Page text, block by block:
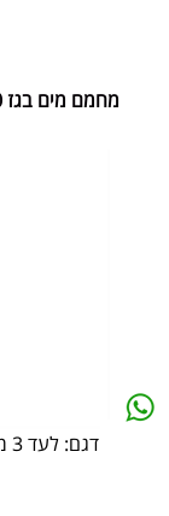
דגם: לעד 3 מקלחות בו זמנית - אחריות לשנתיים